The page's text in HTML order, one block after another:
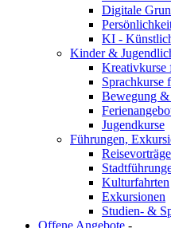
Digitale
KI -
Kinder &
Kreativkurse
Sprachkurse
Bewegung
Jugendkurse
Führungen,
Reisevorträge
Kulturfahrten
Exkursionen
Studien- &
Offene Angebote -